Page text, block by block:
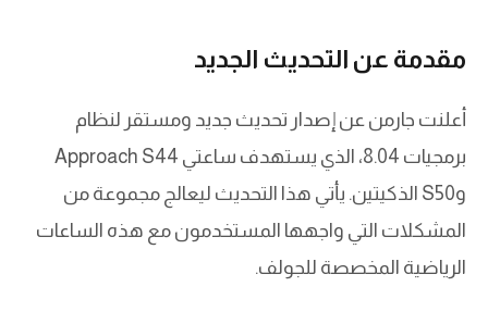
مقدمة عن التحديث الجديد
أعلنت جارمن عن إصدار تحديث جديد ومستقر لنظام
برمجيات 8.04، الذي يستهدف ساعتي Approach S44
وS50 الذكيتين. يأتي هذا التحديث ليعالج مجموعة من
المشكلات التي واجهها المستخدمون مع هذه الساعات
الرياضية المخصصة للجولف.